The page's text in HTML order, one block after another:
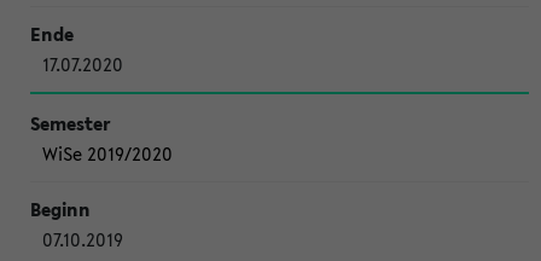
17.07.2020
WiSe 2019/2020
07.10.2019